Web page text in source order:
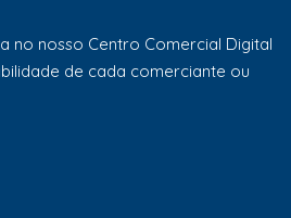
no nosso Centro Comercial Digital
de cada comerciante ou